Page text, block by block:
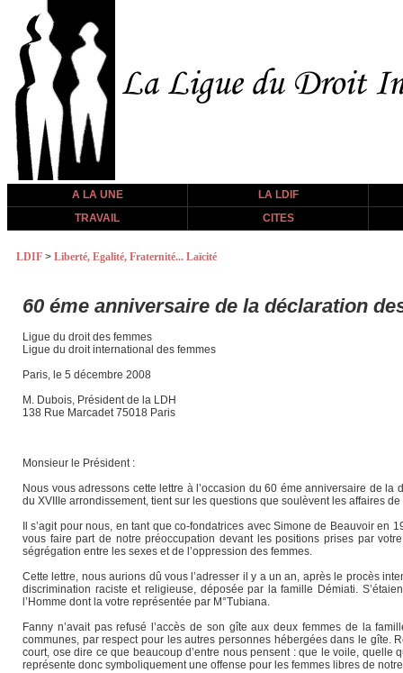
A LA UNE
LA LDIF
TRAVAIL
CITES
LDIF > Liberté, Egalité, Fraternité... Laïcité
60 éme anniversaire de la déclaration
Ligue du droit des femmes
Ligue du droit international des femmes
Paris, le 5 décembre 2008
M. Dubois, Président de la LDH
138 Rue Marcadet 75018 Paris
Monsieur le Président :
Nous vous adressons cette lettre à l’occasion du 60 éme anniversaire de
du XVIIIe arrondissement, tient sur les questions que soulèvent les affaires de
Il s’agit pour nous, en tant que co-fondatrices avec Simone de Beauvoir
vous faire part de notre préoccupation devant les positions prises par
ségrégation entre les sexes et de l’oppression des femmes.
Cette lettre, nous aurions dû vous l’adresser il y a un an, après le procès
discrimination raciste et religieuse, déposée par la famille Démiati.
l’Homme dont la votre représentée par M°Tubiana.
Fanny n’avait pas refusé l’accès de son gîte aux deux femmes de la
communes, par respect pour les autres personnes hébergées dans le gîte.
court, ose dire ce que beaucoup d’entre nous pensent : que le voile, quelle
représente donc symboliquement une offense pour les femmes libres de